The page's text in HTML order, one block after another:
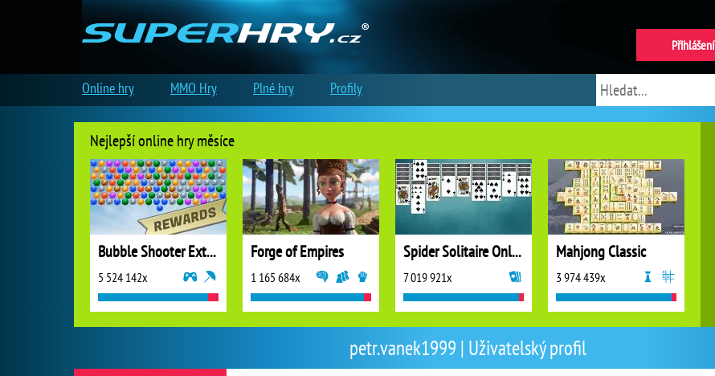
petr.vanek1999 | Uživatelský profil
Nejlepší online hry měsíce
Bubble Shooter Extreme
5 524 142x
Forge of Empires
1 165 684x
Spider Solitaire Online
7 019 921x
Mahjong Classic
3 974 439x
Přihlášení
Online hry MMO Hry Plné hry Profily